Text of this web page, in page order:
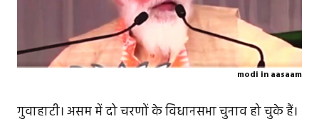
modi in aasaam
गुवाहाटी। असम में दो चरणों के विधानसभा चुनाव हो चुके हैं।